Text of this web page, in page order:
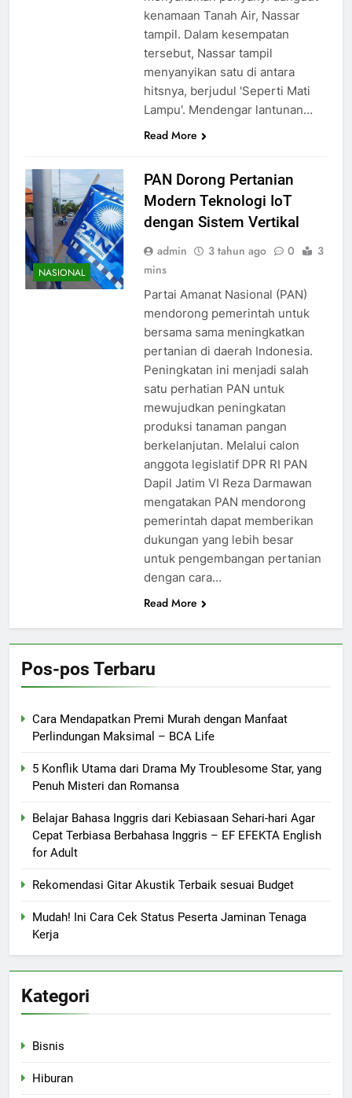
kenamaan Tanah Air, Nassar
tampil. Dalam kesempatan
tersebut, Nassar tampil
menyanyikan satu di antara
hitsnya, berjudul 'Seperti Mati
Lampu'. Mendengar lantunan…
Read More
NASIONAL
PAN Dorong Pertanian
Modern Teknologi IoT
dengan Sistem Vertikal
admin 3 tahun ago 0
3
mins
Partai Amanat Nasional (PAN)
mendorong pemerintah untuk
bersama sama meningkatkan
pertanian di daerah Indonesia.
Peningkatan ini menjadi salah
satu perhatian PAN untuk
mewujudkan peningkatan
produksi tanaman pangan
berkelanjutan. Melalui calon
anggota legislatif DPR RI PAN
Dapil Jatim VI Reza Darmawan
mengatakan PAN mendorong
pemerintah dapat memberikan
dukungan yang lebih besar
untuk pengembangan pertanian
dengan cara…
Read More
Pos-pos Terbaru
Cara Mendapatkan Premi Murah dengan Manfaat
Perlindungan Maksimal – BCA Life
5 Konflik Utama dari Drama My Troublesome Star, yang
Penuh Misteri dan Romansa
Belajar Bahasa Inggris dari Kebiasaan Sehari-hari Agar
Cepat Terbiasa Berbahasa Inggris – EF EFEKTA English
for Adult
Rekomendasi Gitar Akustik Terbaik sesuai Budget
Mudah! Ini Cara Cek Status Peserta Jaminan Tenaga
Kerja
Kategori
Bisnis
Hiburan